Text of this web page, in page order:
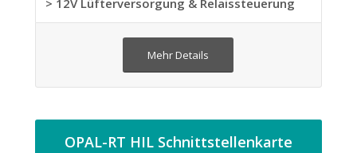
> 12V Lüfterversorgung & Relaissteuerung
Mehr Details
OPAL-RT HIL Schnittstellenkarte